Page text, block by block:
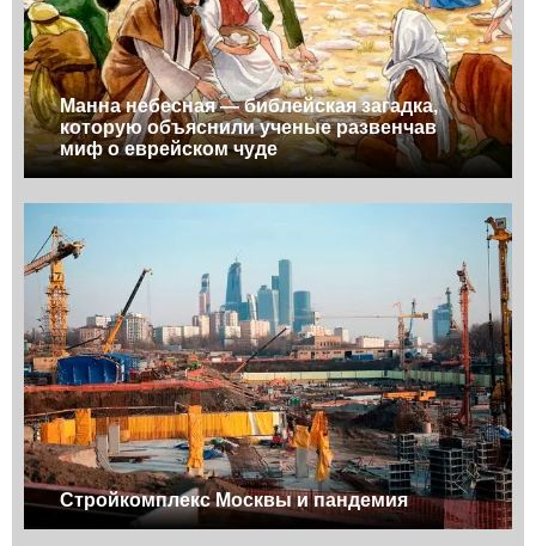
Манна небесная — библейская загадка,
которую объяснили ученые развенчав
миф о еврейском чуде
Стройкомплекс Москвы и пандемия